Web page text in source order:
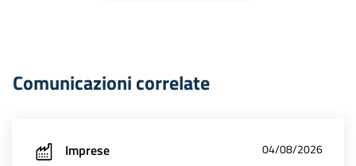
Comunicazioni correlate
Imprese 04/08/2026